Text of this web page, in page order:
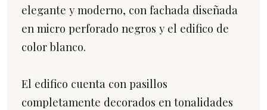
elegante y moderno, con fachada diseñada
en micro perforado negros y el edifico de
color blanco.
El edifico cuenta con pasillos
completamente decorados en tonalidades